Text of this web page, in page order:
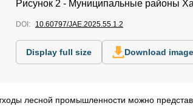
Рисунок 2 - Муниципальные районы
DOI: 10.60797/JAE.2025.55.1.2
Display full size Download image
лесной промышленности можно